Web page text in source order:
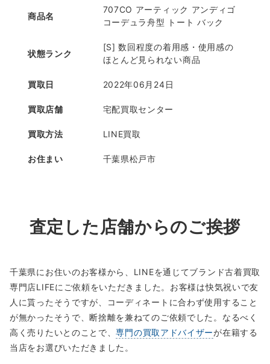
商品名
707CO アーティック アンディゴ
コーデュラ舟型 トート バック
状態ランク
[S] 数回程度の着用感・使用感の
ほとんど見られない商品
買取日 2022年06月24日
買取店舗 宅配買取センター
買取方法 LINE買取
お住まい 千葉県松戸市
査定した店舗からのご挨拶
千葉県にお住いのお客様から、LINEを通じてブランド古着買取
専門店LIFEにご依頼をいただきました。お客様は快気祝いで友
人に貰ったそうですが、コーディネートに合わず使用すること
が無かったそうで、断捨離を兼ねてのご依頼でした。なるべく
高く売りたいとのことで、専門の買取アドバイザーが在籍する
当店をお選びいただきました。